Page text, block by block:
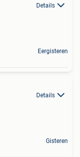
Details
Eergisteren
Details
Gisteren